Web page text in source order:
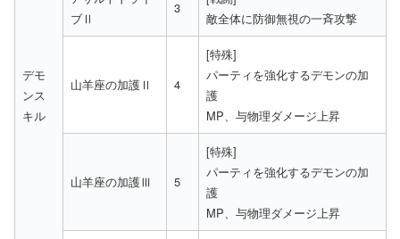
デモ
ンス
キル
ブⅡ
3
敵全体に防御無視の一斉攻撃
山羊座の加護Ⅱ 4
[特殊]
パーティを強化するデモンの加
護
MP、与物理ダメージ上昇
山羊座の加護Ⅲ 5
[特殊]
パーティを強化するデモンの加
護
MP、与物理ダメージ上昇